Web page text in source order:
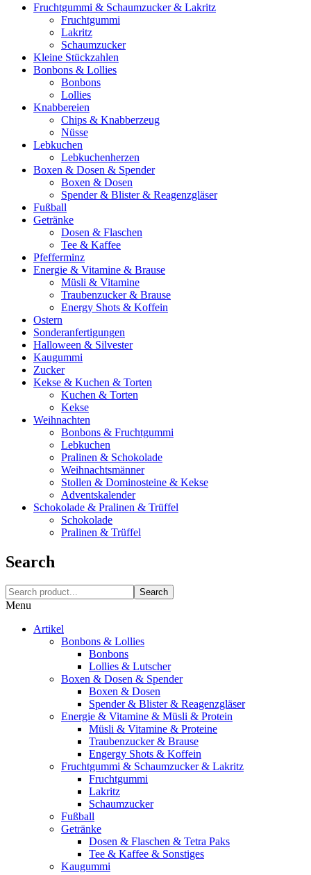
Fruchtgummi & Schaumzucker & Lakritz
Fruchtgummi
Lakritz
Schaumzucker
Kleine Stückzahlen
Bonbons & Lollies
Bonbons
Lollies
Knabbereien
Chips & Knabberzeug
Nüsse
Lebkuchen
Lebkuchenherzen
Boxen & Dosen & Spender
Boxen & Dosen
Spender & Blister & Reagenzgläser
Fußball
Getränke
Dosen & Flaschen
Tee & Kaffee
Pfefferminz
Energie & Vitamine & Brause
Müsli & Vitamine
Traubenzucker & Brause
Energy Shots & Koffein
Ostern
Sonderanfertigungen
Halloween & Silvester
Kaugummi
Zucker
Kekse & Kuchen & Torten
Kuchen & Torten
Kekse
Weihnachten
Bonbons & Fruchtgummi
Lebkuchen
Pralinen & Schokolade
Weihnachtsmänner
Stollen & Dominosteine & Kekse
Adventskalender
Schokolade & Pralinen & Trüffel
Schokolade
Pralinen & Trüffel
Search
Search
Menu
Artikel
Bonbons & Lollies
Bonbons
Lollies & Lutscher
Boxen & Dosen & Spender
Boxen & Dosen
Spender & Blister & Reagenzgläser
Energie & Vitamine & Müsli & Protein
Müsli & Vitamine & Proteine
Traubenzucker & Brause
Engergy Shots & Koffein
Fruchtgummi & Schaumzucker & Lakritz
Fruchtgummi
Lakritz
Schaumzucker
Fußball
Getränke
Dosen & Flaschen & Tetra Paks
Tee & Kaffee & Sonstiges
Kaugummi